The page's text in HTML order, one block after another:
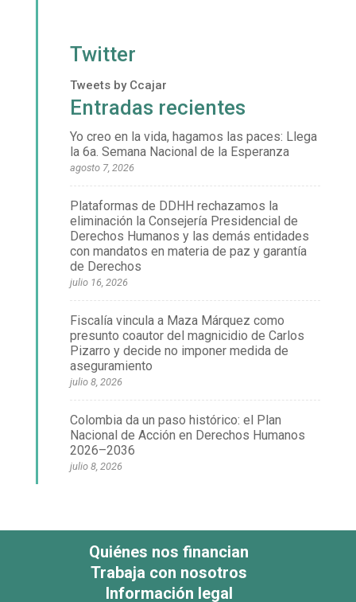
Twitter
Tweets by Ccajar
Entradas recientes
Yo creo en la vida, hagamos las paces: Llega
la 6a. Semana Nacional de la Esperanza
agosto 7, 2026
Plataformas de DDHH rechazamos la
eliminación la Consejería Presidencial de
Derechos Humanos y las demás entidades
con mandatos en materia de paz y garantía
de Derechos
julio 16, 2026
Fiscalía vincula a Maza Márquez como
presunto coautor del magnicidio de Carlos
Pizarro y decide no imponer medida de
aseguramiento
julio 8, 2026
Colombia da un paso histórico: el Plan
Nacional de Acción en Derechos Humanos
2026–2036
julio 8, 2026
Quiénes nos financian
Trabaja con nosotros
Información legal